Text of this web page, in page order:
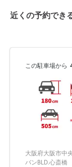
近くの予約でき
この駐車場から
大阪府大阪市中
バンBLD.心斎橋